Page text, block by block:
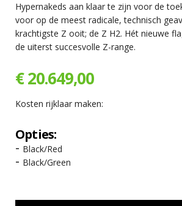
Hypernakeds aan klaar te zijn voor de
voor op de meest radicale, technisch
krachtigste Z ooit; de Z H2. Hét nieuwe
de uiterst succesvolle Z-range.
€ 20.649,00
Kosten rijklaar maken:
Opties:
Black/Red
Black/Green